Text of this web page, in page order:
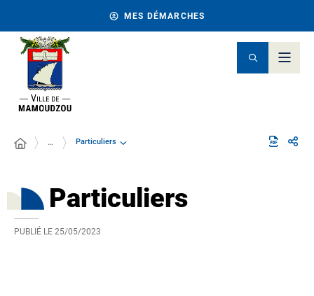
MES DÉMARCHES
… Particuliers
Particuliers
PUBLIÉ LE 25/05/2023